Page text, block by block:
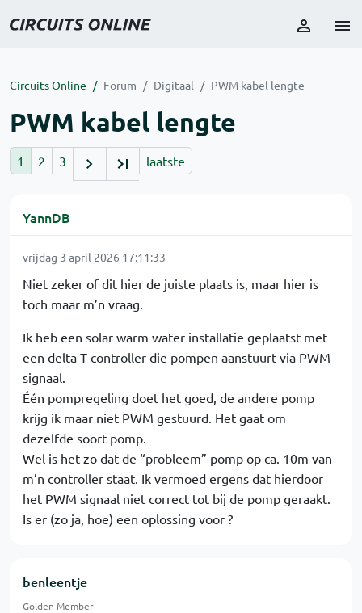
Circuits Online Forum Digitaal PWM kabel lengte
PWM kabel lengte
1 2 3 laatste
YannDB
vrijdag 3 april 2026 17:11:33
Niet zeker of dit hier de juiste plaats is, maar hier is
toch maar m’n vraag.
Ik heb een solar warm water installatie geplaatst met
een delta T controller die pompen aanstuurt via PWM
signaal.
Één pompregeling doet het goed, de andere pomp
krijg ik maar niet PWM gestuurd. Het gaat om
dezelfde soort pomp.
Wel is het zo dat de “probleem” pomp op ca. 10m van
m’n controller staat. Ik vermoed ergens dat hierdoor
het PWM signaal niet correct tot bij de pomp geraakt.
Is er (zo ja, hoe) een oplossing voor ?
benleentje
Golden Member